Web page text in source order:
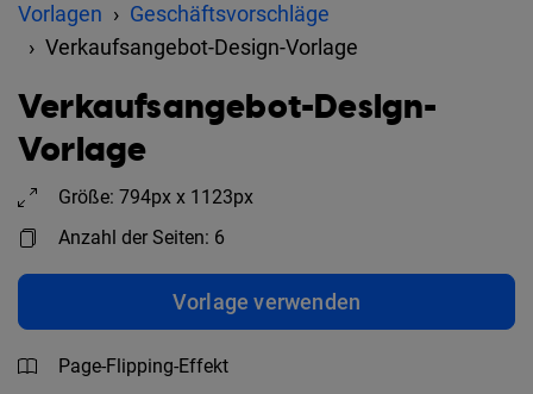
Vorlagen
Geschäftsvorschläge
Verkaufsangebot-Design-Vorlage
Verkaufsangebot-Design-
Vorlage
Größe: 794px x 1123px
Anzahl der Seiten: 6
Vorlage verwenden
Page-Flipping-Effekt